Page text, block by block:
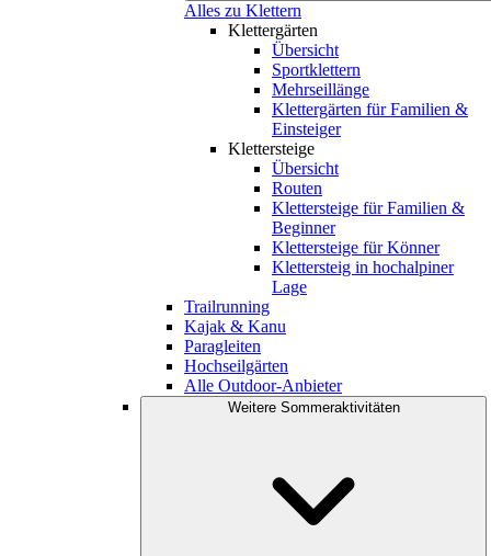
Alles zu Klettern
Klettergärten
Übersicht
Sportklettern
Mehrseillänge
Klettergärten für Familien &
Einsteiger
Klettersteige
Übersicht
Routen
Klettersteige für Familien &
Beginner
Klettersteige für Könner
Klettersteig in hochalpiner
Lage
Trailrunning
Kajak & Kanu
Paragleiten
Hochseilgärten
Alle Outdoor-Anbieter
Weitere Sommeraktivitäten